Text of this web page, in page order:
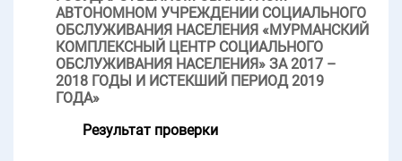
АВТОНОМНОМ УЧРЕЖДЕНИИ СОЦИАЛЬНОГО
ОБСЛУЖИВАНИЯ НАСЕЛЕНИЯ «МУРМАНСКИЙ
КОМПЛЕКСНЫЙ ЦЕНТР СОЦИАЛЬНОГО
ОБСЛУЖИВАНИЯ НАСЕЛЕНИЯ» ЗА 2017 –
2018 ГОДЫ И ИСТЕКШИЙ ПЕРИОД 2019
ГОДА»
Результат проверки